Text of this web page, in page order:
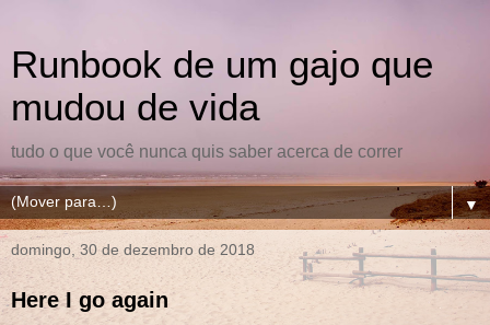
Runbook de um gajo que
mudou de vida
tudo o que você nunca quis saber acerca de correr
▼
domingo, 30 de dezembro de 2018
Here I go again